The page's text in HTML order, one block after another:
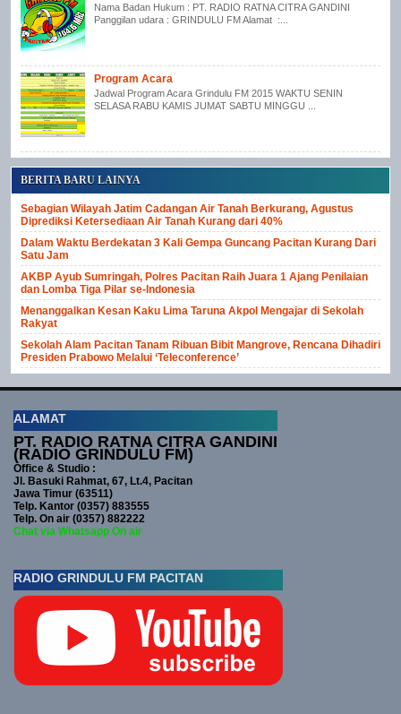
Nama Badan Hukum : PT. RADIO RATNA CITRA GANDINI
Panggilan udara : GRINDULU FM Alamat :...
Program Acara
Jadwal Program Acara Grindulu FM 2015 WAKTU SENIN
SELASA RABU KAMIS JUMAT SABTU MINGGU ...
BERITA BARU LAINYA
Sebagian Wilayah Jatim Cadangan Air Tanah Berkurang, Agustus
Diprediksi Ketersediaan Air Tanah Kurang dari 40%
Dalam Waktu Berdekatan 3 Kali Gempa Guncang Pacitan Kurang Dari
Satu Jam
AKBP Ayub Sumringah, Polres Pacitan Raih Juara 1 Ajang Penilaian
dan Lomba Tiga Pilar se-Indonesia
Menanggalkan Kesan Kaku Lima Taruna Akpol Mengajar di Sekolah
Rakyat
Sekolah Alam Pacitan Tanam Ribuan Bibit Mangrove, Rencana Dihadiri
Presiden Prabowo Melalui ‘Teleconference’
ALAMAT
PT. RADIO RATNA CITRA GANDINI
(RADIO GRINDULU FM)
Office & Studio :
Jl. Basuki Rahmat, 67, Lt.4, Pacitan
Jawa Timur (63511)
Telp. Kantor (0357) 883555
Telp. On air (0357) 882222
Chat via Whatsapp On air
RADIO GRINDULU FM PACITAN